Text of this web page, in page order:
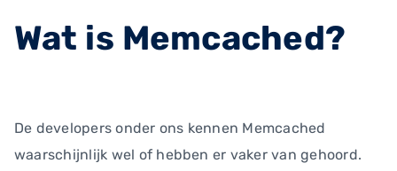
Wat is Memcached?
De developers onder ons kennen Memcached
waarschijnlijk wel of hebben er vaker van gehoord.